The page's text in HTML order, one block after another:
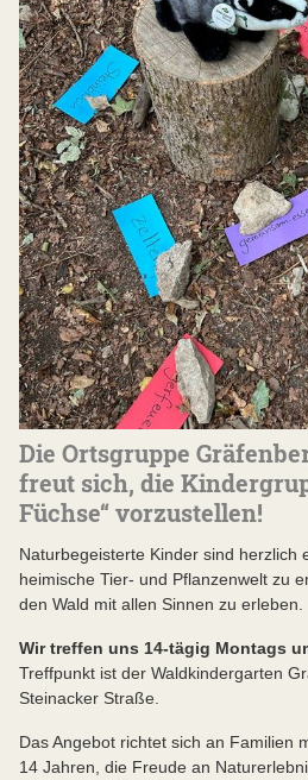
Die Ortsgruppe
freut sich, die
Füchse“ vorzustellen!
Naturbegeisterte Kinder sind herzlich
heimische Tier- und Pflanzenwelt zu
den Wald mit allen Sinnen zu erleben.
Wir treffen uns 14-tägig Montags
Treffpunkt ist der Waldkindergarten
Steinacker Straße.
Das Angebot richtet sich an Familien
14 Jahren, die Freude an